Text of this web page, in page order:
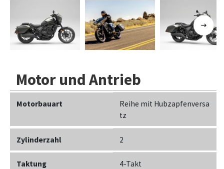
Motor und Antrieb
Motorbauart
Reihe mit Hubzapfenversa
tz
Zylinderzahl 2
Taktung 4-Takt